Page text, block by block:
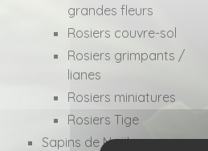
grandes fleurs
Rosiers couvre-sol
Rosiers grimpants /
lianes
Rosiers miniatures
Rosiers Tige
Sapins de Noël